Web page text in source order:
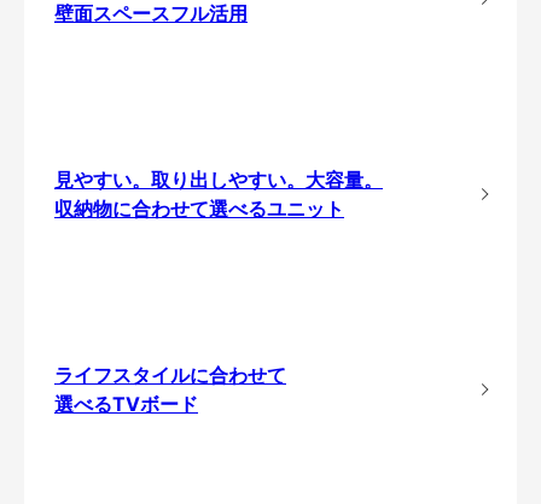
壁面スペースフル活用
見やすい。取り出しやすい。大容量。
収納物に合わせて選べるユニット
ライフスタイルに合わせて
選べるTVボード